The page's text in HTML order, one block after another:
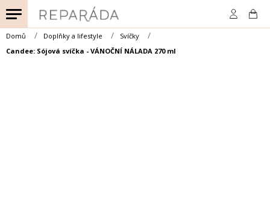
na
obsah
Domů Doplňky a lifestyle
Svíčky
Candee: Sójová svíčka - VÁNOČNÍ NÁLADA 270 ml